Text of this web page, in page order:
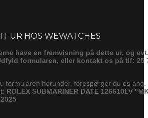
UR HOS WEWATCHES
have en fremvisning på dette ur, og
formularen, eller kontakt os på tlf: 25
formularen herunder, forespørger du os ang.
ROLEX SUBMARINER DATE 126610LV